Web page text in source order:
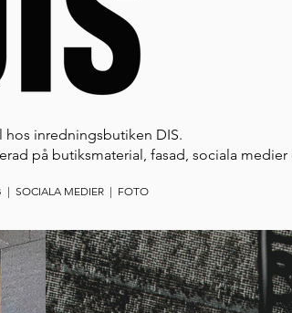
hos inredningsbutiken DIS.
på butiksmaterial, fasad, sociala medier
| SOCIALA MEDIER | FOTO